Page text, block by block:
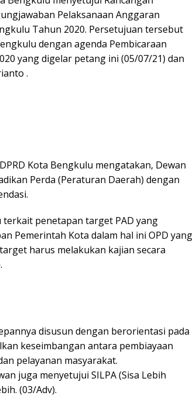
Pelaksanaan Anggaran
Tahun 2020. Persetujuan tersebut
dengan agenda Pembicaraan
yang digelar petang ini (05/07/21) dan
.
Kota Bengkulu mengatakan, Dewan
Perda (Peraturan Daerah) dengan
penetapan target PAD yang
Pemerintah Kota dalam hal ini OPD yang
harus melakukan kajian secara
disusun dengan berorientasi pada
keseimbangan antara pembiayaan
pelayanan masyarakat.
juga menyetujui SILPA (Sisa Lebih
(03/Adv).